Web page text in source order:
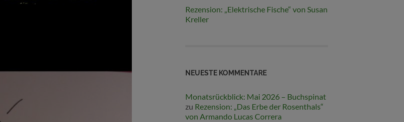
Rezension: „Elektrische Fische“ von Susan
Kreller
NEUESTE KOMMENTARE
Monatsrückblick: Mai 2026 – Buchspinat
zu Rezension: „Das Erbe der Rosenthals“
von Armando Lucas Correra